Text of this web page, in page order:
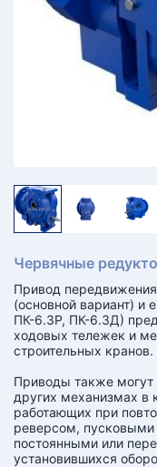
Червячные
Привод
(основной вариант) и
ПК-6.3Р, ПК-6.3Д)
ходовых тележек и
строительных кранов.
Приводы также могут
других механизмах в
работающих при
реверсом,
постоянными или
установившихся